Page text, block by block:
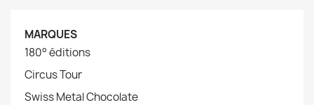
MARQUES
180° éditions
Circus Tour
Swiss Metal Chocolate